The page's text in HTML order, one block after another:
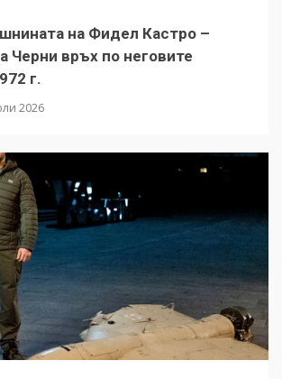
на Фидел Кастро –
Черни връх по неговите
г.
2026